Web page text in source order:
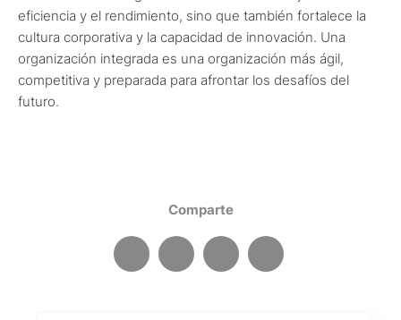
eficiencia y el rendimiento, sino que también fortalece la
cultura corporativa y la capacidad de innovación. Una
organización integrada es una organización más ágil,
competitiva y preparada para afrontar los desafíos del
futuro.
Comparte